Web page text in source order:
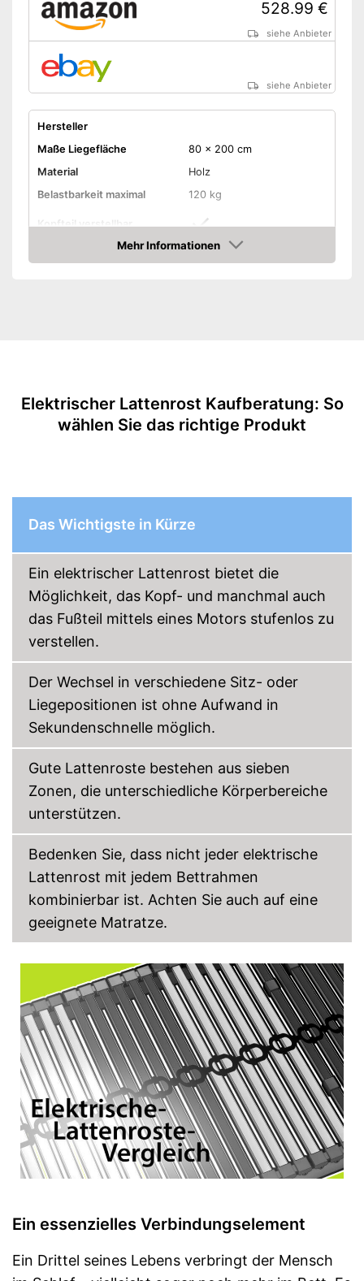
528.99 €
siehe Anbieter
siehe Anbieter
Hersteller
Maße Liegefläche
80 x 200 cm
Material
Holz
Belastbarkeit maximal
120 kg
Kopfteil verstellbar
Mehr Informationen
Amazon
Elektrischer Lattenrost Kaufberatung: So
wählen Sie das richtige Produkt
Das Wichtigste in Kürze
Ein elektrischer Lattenrost bietet die
Möglichkeit, das Kopf- und manchmal auch
das Fußteil mittels eines Motors stufenlos zu
verstellen.
Der Wechsel in verschiedene Sitz- oder
Liegepositionen ist ohne Aufwand in
Sekundenschnelle möglich.
Gute Lattenroste bestehen aus sieben
Zonen, die unterschiedliche Körperbereiche
unterstützen.
Bedenken Sie, dass nicht jeder elektrische
Lattenrost mit jedem Bettrahmen
kombinierbar ist. Achten Sie auch auf eine
geeignete Matratze.
Ein essenzielles Verbindungselement
Ein Drittel seines Lebens verbringt der Mensch